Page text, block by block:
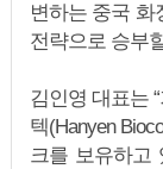
변하는 중국 화
전략으로 승부
김인영 대표는
텍(Hanyen
크를 보유하고